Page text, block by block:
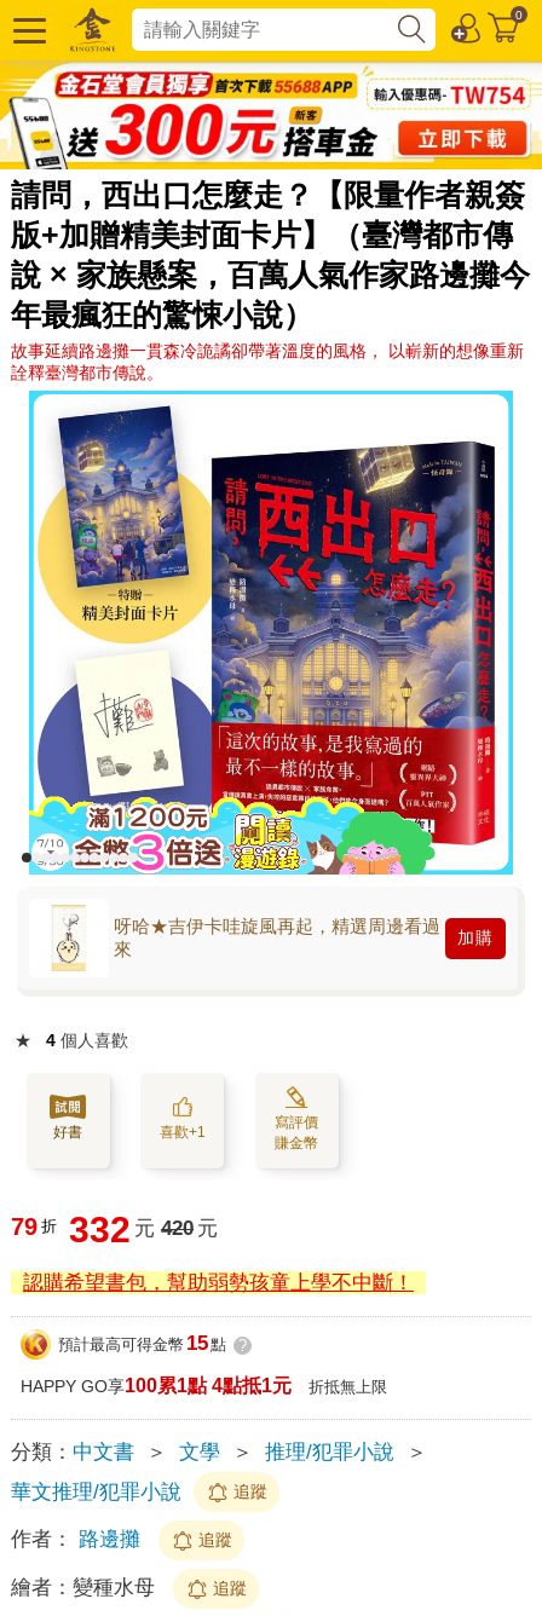
0
請問，西出口怎麼走？【限量作者親簽
版+加贈精美封面卡片】（臺灣都市傳
說 × 家族懸案，百萬人氣作家路邊攤今
年最瘋狂的驚悚小說）
故事延續路邊攤一貫森冷詭譎卻帶著溫度的風格， 以嶄新的想像重新
詮釋臺灣都市傳說。
呀哈★吉伊卡哇旋風再起，精選周邊看過
來
加購
★ 4 個人喜歡
好書 喜歡+1
寫評價
賺金幣
79 折 332 元 420 元
認購希望書包，幫助弱勢孩童上學不中斷！
預計最高可得金幣 15點 ?
HAPPY GO享100累1點 4點抵1元 折抵無上限
分類： 中文書 ＞ 文學 ＞ 推理/犯罪小說
＞
華文推理/犯罪小說
追蹤
作者： 路邊攤 追蹤
繪者： 變種水母 追蹤